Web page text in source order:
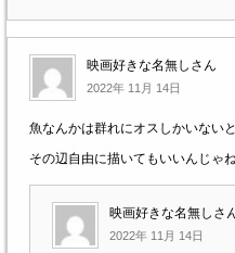
映画好きな名無しさん
2022年 11月 14日
魚なんかは群れにオスしかいない
その辺自由に描いてもいいんじゃ
映画好きな名無しさ
2022年 11月 14日